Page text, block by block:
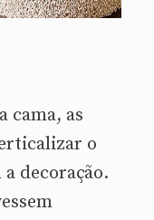
cama, as
o
decoração.